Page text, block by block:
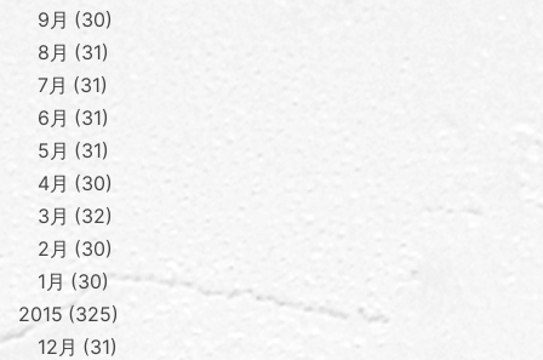
9月
30
8月
31
7月
31
6月
31
5月
31
4月
30
3月
32
2月
30
1月
30
2015 325
12月
31